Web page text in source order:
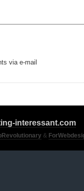
via e-mail
interessant.com
&